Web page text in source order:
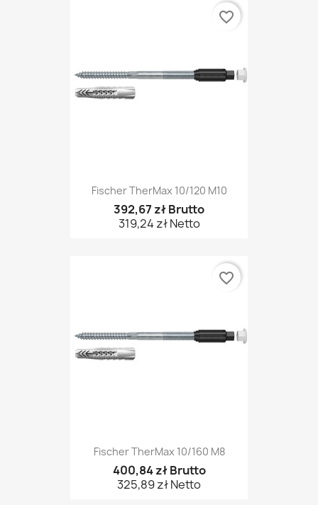
Fischer TherMax 10/120 M10
392,67 zł Brutto
319,24 zł Netto
favorite_border
Fischer TherMax 10/160 M8
400,84 zł Brutto
325,89 zł Netto
favorite_border